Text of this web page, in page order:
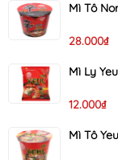
Mì Tô
28.000₫
Mì Ly
12.000₫
Mì Tô